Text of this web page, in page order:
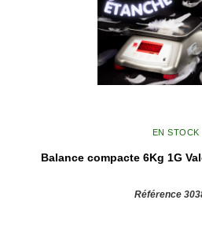
EN STOCK
Balance compacte 6Kg 1G
Référence